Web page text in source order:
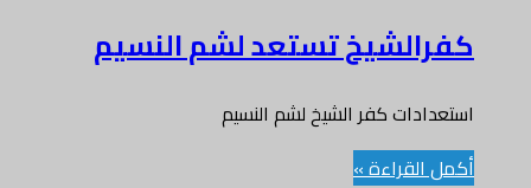
كفرالشيخ تستعد لشم النسيم
استعدادات كفر الشيخ لشم النسيم
أكمل القراءة »